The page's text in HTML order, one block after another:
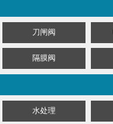
刀闸阀
隔膜阀
水处理